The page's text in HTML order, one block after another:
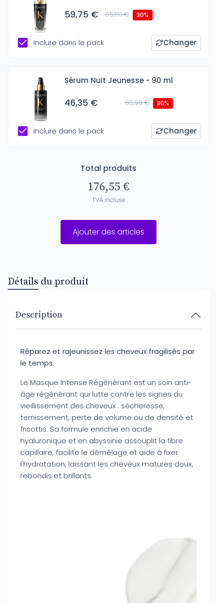
59,75 € 85,00 € 30%
Inclure dans le pack Changer
Sérum Nuit Jeunesse - 90 ml
46,35 € 65,90 € 30%
Inclure dans le pack Changer
Total produits
176,55 €
TVA incluse
Ajouter des articles
Détails du produit
Description
Réparez et rajeunissez les cheveux fragilisés par
le temps.
Le Masque Intense Régénérant est un soin anti-
âge régénérant qui lutte contre les signes du
vieillissement des cheveux : sécheresse,
ternissement, perte de volume ou de densité et
frisottis. Sa formule enrichie en acide
hyaluronique et en abyssinie assouplit la fibre
capillaire, facilite le démêlage et aide à fixer
l'hydratation, laissant les cheveux matures doux,
rebondis et brillants.